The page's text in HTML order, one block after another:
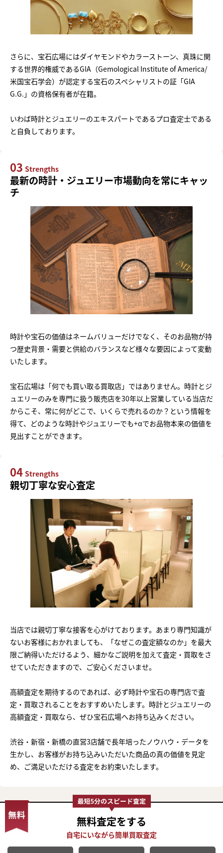
さらに、宝石広場にはダイヤモンドやカラーストーン、真珠に関
する世界的権威であるGIA（Gemological Institute of America/
米国宝石学会）が認定する宝石のスペシャリストの証「GIA
G.G.」の資格保有者が在籍。
いわば時計とジュエリーのエキスパートであるプロ査定士である
と自負しております。
03 Strengths
最新の時計・ジュエリー市場動向を常にキャッ
チ
時計や宝石の価値はネームバリューだけでなく、そのお品物が持
つ歴史背景・需要と供給のバランスなど様々な要因によって変動
いたします。
宝石広場は「何でも買い取る買取店」ではありません。時計とジ
ュエリーのみを専門に扱う販売店を30年以上営業している当店だ
からこそ、常に何がどこで、いくらで売れるのか？という情報を
得て、どのような時計やジュエリーでも+αでお品物本来の価値を
見出すことができます。
04 Strengths
親切丁寧な安心査定
当店では親切丁寧な接客を心がけております。あまり専門知識が
ないお客様におかれましても、「なぜこの査定額なのか」を最大
限ご納得いただけるよう、細かなご説明を加えて査定・買取をさ
せていただきますので、ご安心くださいませ。
高額査定を期待するのであれば、必ず時計や宝石の専門店で査
定・買取されることをおすすめいたします。時計とジュエリーの
高額査定・買取なら、ぜひ宝石広場へお持ち込みください。
渋谷・新宿・新橋の直営3店舗で長年培ったノウハウ・データを
生かし、お客様がお持ち込みいただいた商品の真の価値を見定
め、ご満足いただける査定をお約束いたします。
無料査定をする